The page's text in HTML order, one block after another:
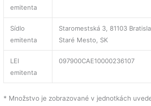
emitenta
Sídlo
emitenta
Staromestská 3, 81103
Staré Mesto, SK
LEI
emitenta
097900CAE10000236107
* Množstvo je zobrazované v jednotkách